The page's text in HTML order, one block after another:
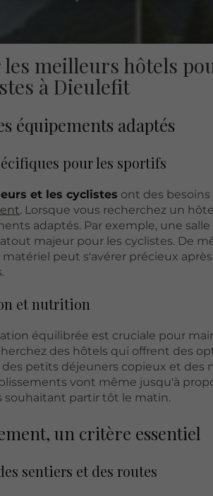
meilleurs hôtels
à Dieulefit
équipements adaptés
pour les sportifs
et les cyclistes ont des
. Lorsque vous recherchez un
adaptés. Par exemple, une
majeur pour les cyclistes. De
peut s'avérer précieux
et nutrition
équilibrée est cruciale pour
des hôtels qui offrent des
petits déjeuners copieux et des
vont même jusqu'à
souhaitant partir tôt le matin.
un critère essentiel
sentiers et des routes